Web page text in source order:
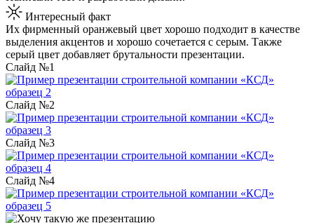
Интересный факт
Их фирменный оранжевый цвет хорошо подходит в качестве
выделения акцентов и хорошо сочетается с серым. Также
серый цвет добавляет брутальности презентации.
Слайд №1
Слайд №2
Слайд №3
Слайд №4